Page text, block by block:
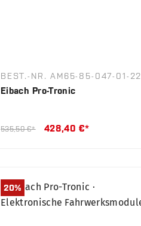
BEST.-NR. AM65-85-047-01-22
Eibach Pro-Tronic
535,50 €* 428,40 €*
20%